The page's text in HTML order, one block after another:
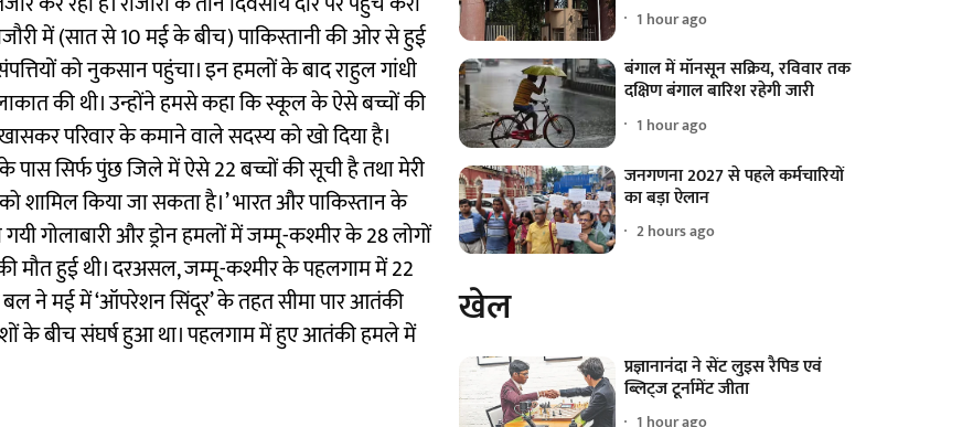
में (सात से 10 मई के बीच) पाकिस्तानी की ओर से हुई
को नुकसान पहुंचा। इन हमलों के बाद राहुल गांधी
की थी। उन्होंने हमसे कहा कि स्कूल के ऐसे बच्चों की
परिवार के कमाने वाले सदस्य को खो दिया है।
सिर्फ पुंछ जिले में ऐसे 22 बच्चों की सूची है तथा मेरी
शामिल किया जा सकता है।’ भारत और पाकिस्तान के
गोलाबारी और ड्रोन हमलों में जम्मू-कश्मीर के 28 लोगों
मौत हुई थी। दरअसल, जम्मू-कश्मीर के पहलगाम में 22
ने मई में ‘ऑपरेशन सिंदूर’ के तहत सीमा पार आतंकी
के बीच संघर्ष हुआ था। पहलगाम में हुए आतंकी हमले में
1 hour ago
बंगाल में मॉनसून सक्रिय, रविवार तक
दक्षिण बंगाल बारिश रहेगी जारी
1 hour ago
जनगणना 2027 से पहले कर्मचारियों
का बड़ा ऐलान
2 hours ago
खेल
प्रज्ञानानंदा ने सेंट लुइस रैपिड एवं
ब्लिट्ज टूर्नामेंट जीता